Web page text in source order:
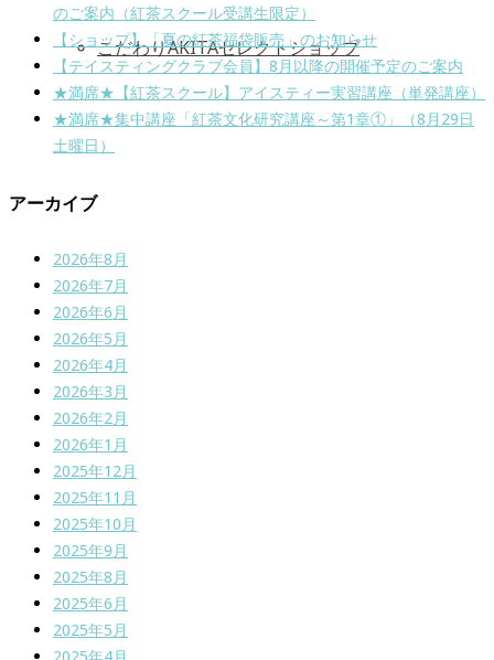
こだわりAKITAセレクトショップ
のご案内（紅茶スクール受講生限定）
【ショップ】「夏の紅茶福袋販売」のお知らせ
【テイスティングクラブ会員】8月以降の開催予定のご案内
★満席★【紅茶スクール】アイスティー実習講座（単発講座）
★満席★集中講座「紅茶文化研究講座～第1章①」（8月29日
土曜日）
アーカイブ
2026年8月
2026年7月
2026年6月
2026年5月
2026年4月
2026年3月
2026年2月
2026年1月
2025年12月
2025年11月
2025年10月
2025年9月
2025年8月
2025年6月
2025年5月